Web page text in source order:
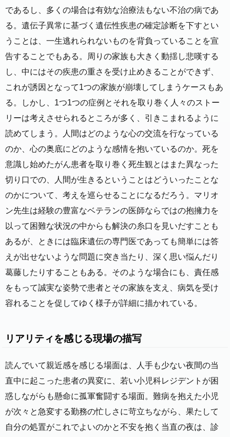
であるし、多くの場合は有効な治療法もない不治の病であ
る。遺伝子異常に基づく遺伝性疾患の確定診断を下すとい
うことは、一生逃れられないものを背負っていることを宣
告することでもある。周りの家族も大きく動揺し悲嘆する
し、中にはその疾患の重さを受け止めきることができず、
これが誘因となって1つの家族が崩壊してしまうケースもあ
る。しかし、1つ1つの症例とそれを取り巻く人々のストー
リーは考えさせられるところが多く、引きこまれるように
読めてしまう。人間はどのような心の交流を行なっている
のか、心の奥底にどのような感情を抱いているのか。死を
意識し始めたがん患者を取り巻く死生観とはまた異なった
切り口での、人間が生きるということはどういったことな
のかについて、考えを巡らせることになるだろう。マリオ
ン先生は経験の豊富なベテランの医師ならではの抱擁力を
以って困難な状況の中からも解決の糸口を見いだすことも
あるが、ときには臨床遺伝の専門医であっても簡単には答
えが出せないような問題に突き当たり、深く思い悩んだり
葛藤したりすることもある。そのような場合にも、責任感
をもって誠実な姿勢で患者とその家族を支え、病気を受け
容れることを促してゆく様子が詳細に描かれている。
リアリティを感じる現場の描写
読んでいて親近感を感じる場面は、人手も少ない夜間の当
直中に起こった患者の異変に、若い小児科レジデントが困
惑しながらも懸命に孤軍奮闘する場面。難病を抱えた小児
が次々と急変する勤務の忙しさに苛立ちながら、果たして
自分の処置がこれでよいのかと不安を抱く当直の夜は、診